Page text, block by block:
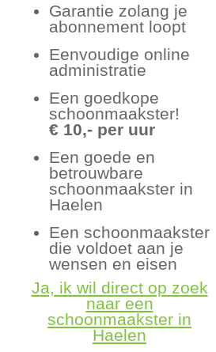
Garantie zolang je
abonnement loopt
Eenvoudige online
administratie
Een goedkope
schoonmaakster!
€ 10,- per uur
Een goede en
betrouwbare
schoonmaakster in
Haelen
Een schoonmaakster
die voldoet aan je
wensen en eisen
Ja, ik wil direct op zoek
naar een
schoonmaakster in
Haelen